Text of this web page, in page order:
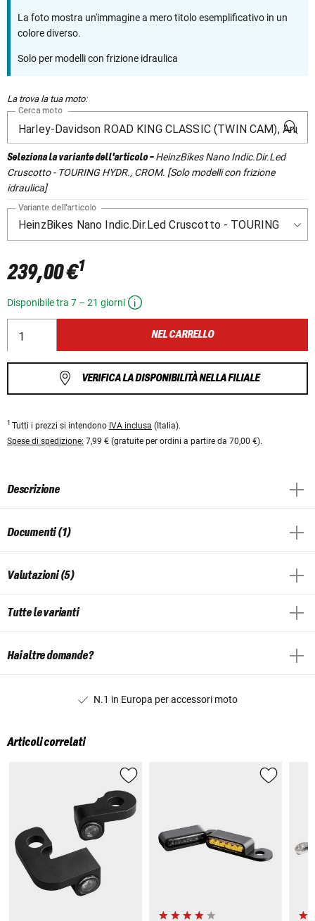
La foto mostra un'immagine a mero titolo esemplificativo in un
colore diverso.
Solo per modelli con frizione idraulica
La trova la tua moto:
Cerca moto
Seleziona la variante dell'articolo-HeinzBikes Nano Indic.Dir.Led
Cruscotto - TOURING HYDR., CROM. [Solo modelli con frizione
idraulica]
Variante dell'articolo
239,00 €1
Disponibile tra 7 – 21 giorni
NEL CARRELLO
VERIFICA LA DISPONIBILITÀ NELLA FILIALE
1 Tutti i prezzi si intendono IVA inclusa (Italia).
Spese di spedizione: 7,99 € (gratuite per ordini a partire da 70,00 €).
Descrizione
Documenti (1)
Valutazioni (5)
Tutte le varianti
Hai altre domande?
N.1 in Europa per accessori moto
Articoli correlati